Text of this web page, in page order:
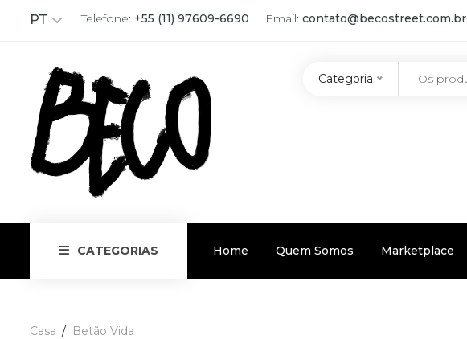
PT Telefone: +55 (11) 97609-6690 Email: contato@becostreet.com.br
Categoria
CATEGORIAS Home Quem Somos Marketplace
Casa Betão Vida